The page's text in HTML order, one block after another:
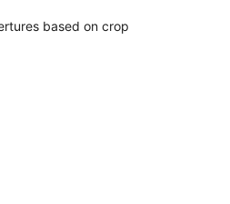
based on crop